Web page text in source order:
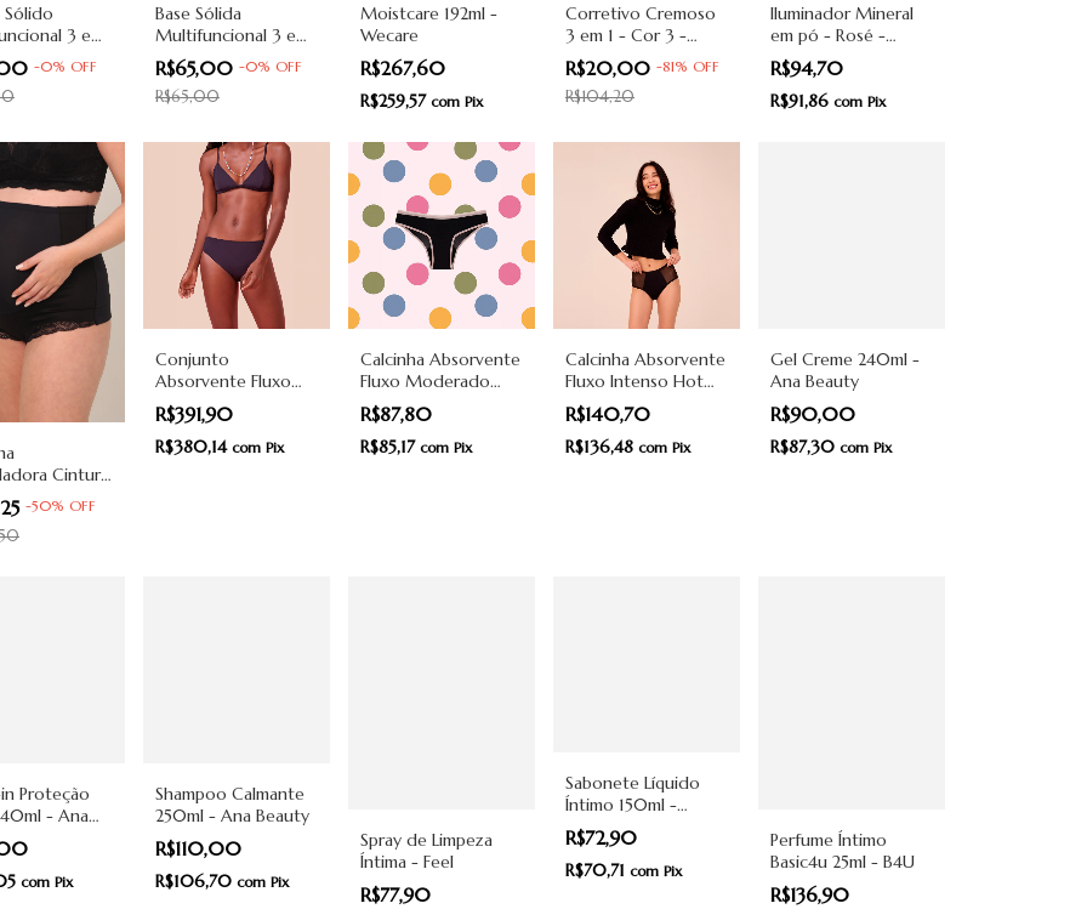
Sólido
3 em
-
-0% OFF
Base Sólida
Multifuncional 3 em
1 - Amokarité
R$65,00 -0% OFF
R$65,00
Moistcare 192ml -
Wecare
R$267,60
R$259,57 com Pix
Corretivo Cremoso
3 em 1 - Cor 3 -
Amokarité
R$20,00 -81% OFF
R$104,20
Iluminador Mineral
em pó - Rosé -
Amokarité
R$94,70
R$91,86 com Pix
Cintura
-
-50% OFF
Conjunto
Absorvente Fluxo
Leve - Triângulo -
Preto - Pantys
R$391,90
R$380,14 com Pix
Calcinha Absorvente
Fluxo Moderado
Comfy - Preto e
Rosa - Pantys
R$87,80
R$85,17 com Pix
Calcinha Absorvente
Fluxo Intenso Hot
Pant - Preto - Pantys
R$140,70
R$136,48 com Pix
Gel Creme 240ml -
Ana Beauty
R$90,00
R$87,30 com Pix
Proteção
- Ana
com Pix
Shampoo Calmante
250ml - Ana Beauty
R$110,00
R$106,70 com Pix
Spray de Limpeza
Íntima - Feel
R$77,90
Sabonete Líquido
Íntimo 150ml -
BeWet
R$72,90
R$70,71 com Pix
Perfume Íntimo
Basic4u 25ml - B4U
R$136,90